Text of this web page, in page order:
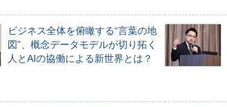
ビジネス全体を俯瞰する“言葉の地
図”、概念データモデルが切り拓く
人とAIの協働による新世界とは？